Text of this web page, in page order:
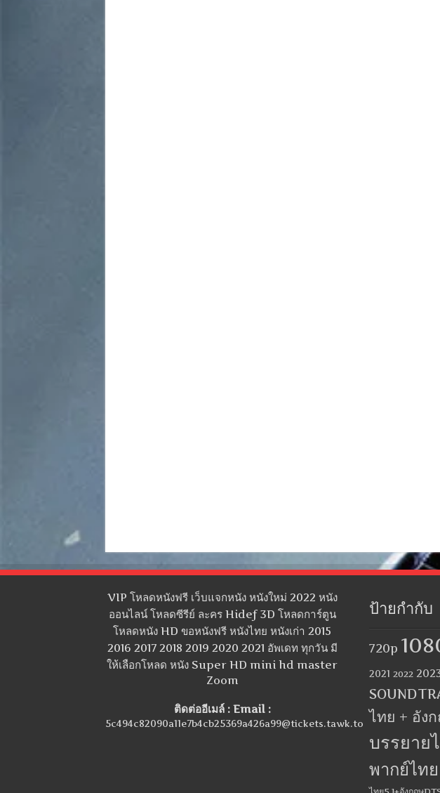
VIP โหลดหนังฟรี เว็บแจกหนัง หนังใหม่ 2022 หนัง
ออนไลน์ โหลดซีรีย์ ละคร Hidef 3D โหลดการ์ตูน
โหลดหนัง HD ขอหนังฟรี หนังไทย หนังเก่า 2015
2016 2017 2018 2019 2020 2021 อัพเดท ทุกวัน มี
ให้เลือกโหลด หนัง Super HD mini hd master
Zoom
ติดต่ออีเมล์ : Email :
5c494c82090a11e7b4cb25369a426a99@tickets.tawk.to
ป้ายกำกับ
720p
2021 2022
ไทย + อัง
บรรยาย
พากย์ไท